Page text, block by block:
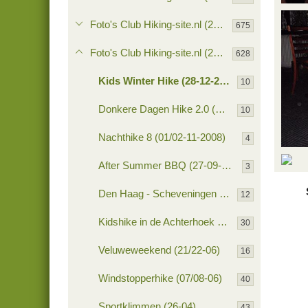
Foto's Club Hiking-site.nl (2009) 675
Foto's Club Hiking-site.nl (2008) 628
Kids Winter Hike (28-12-2008) 10
Donkere Dagen Hike 2.0 (20/21-12-2008) 10
Nachthike 8 (01/02-11-2008) 4
After Summer BBQ (27-09-2008) 3
Den Haag - Scheveningen Hike 12
Kidshike in de Achterhoek (27/29-06-2008) 30
Veluweweekend (21/22-06) 16
Windstopperhike (07/08-06) 40
0